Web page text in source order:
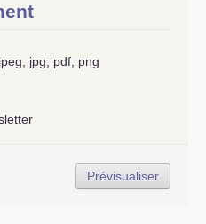
jpg, pdf, png